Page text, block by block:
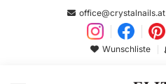
office@crystalnails.at
Wunschliste